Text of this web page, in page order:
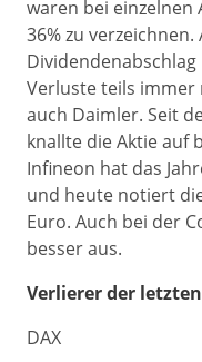
waren bei einzelnen
36% zu
Verluste teils immer
auch Daimler. Seit
knallte die Aktie auf
Infineon hat das
und heute notiert
Euro. Auch bei der
besser aus.
Verlierer der letzten
DAX